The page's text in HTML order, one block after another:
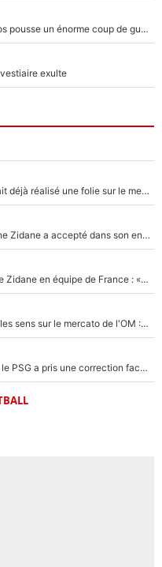
Victime de racisme contre Murray, Kyrgios pousse un énorme coup de gueule !
exulte
250M€ pour signer une star : Le PSG avait déjà réalisé une folie sur le mercato bien avant Neymar !
Voilà le seul homme politique que Zinedine Zidane a accepté dans son entourage : «Je garde un très bon souvenir de lui»
Franck Ribéry a osé s'attaquer à Zinedine Zidane en équipe de France : «Je n'aurais jamais fait ça»
Medina, Rulli, Paixao... ça part dans tous les sens sur le mercato de l'OM : Frank McCourt va enfin récupérer l'argent qu'il attend ?
Sans Ousmane Dembélé et Désiré Doué, le PSG a pris une correction face à Majorque : Luis Enrique attend avec impatience des renforts !